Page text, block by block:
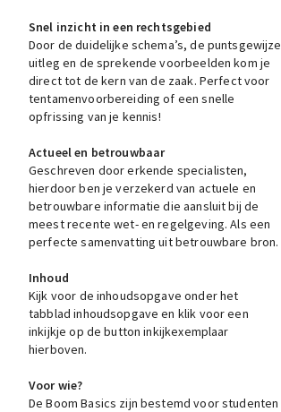
Snel inzicht in een rechtsgebied
Door de duidelijke schema’s, de puntsgewijze
uitleg en de sprekende voorbeelden kom je
direct tot de kern van de zaak. Perfect voor
tentamenvoorbereiding of een snelle
opfrissing van je kennis!
Actueel en betrouwbaar
Geschreven door erkende specialisten,
hierdoor ben je verzekerd van actuele en
betrouwbare informatie die aansluit bij de
meest recente wet- en regelgeving. Als een
perfecte samenvatting uit betrouwbare bron.
Inhoud
Kijk voor de inhoudsopgave onder het
tabblad inhoudsopgave en klik voor een
inkijkje op de button inkijkexemplaar
hierboven.
Voor wie?
De Boom Basics zijn bestemd voor studenten